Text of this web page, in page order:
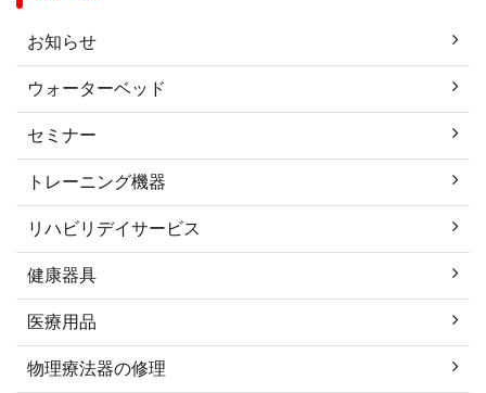
お知らせ
ウォーターベッド
セミナー
トレーニング機器
リハビリデイサービス
健康器具
医療用品
物理療法器の修理